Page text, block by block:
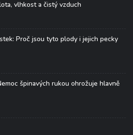
vlhkost a čistý vzduch
Proč jsou tyto plody i jejich pecky
špinavých rukou ohrožuje hlavně